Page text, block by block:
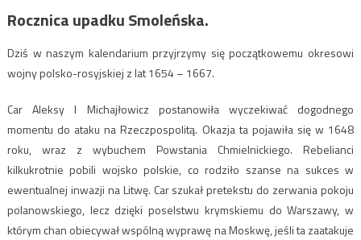
Rocznica upadku Smoleńska.
Dziś w naszym kalendarium przyjrzymy się początkowemu okresowi
wojny polsko-rosyjskiej z lat 1654 – 1667.
Car Aleksy I Michajłowicz postanowiła wyczekiwać dogodnego
momentu do ataku na Rzeczpospolitą. Okazja ta pojawiła się w 1648
roku, wraz z wybuchem Powstania Chmielnickiego. Rebelianci
kilkukrotnie pobili wojsko polskie, co rodziło szanse na sukces w
ewentualnej inwazji na Litwę. Car szukał pretekstu do zerwania pokoju
polanowskiego, lecz dzięki poselstwu krymskiemu do Warszawy, w
którym chan obiecywał wspólną wyprawę na Moskwę, jeśli ta zaatakuje